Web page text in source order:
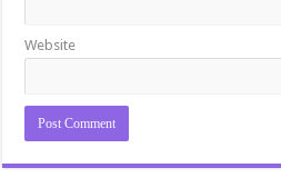
Website